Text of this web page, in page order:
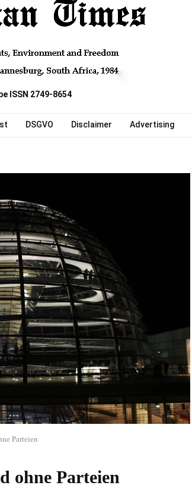
ISSN 2749-8654
DSGVO Disclaimer Advertising
Parteien
ohne Parteien